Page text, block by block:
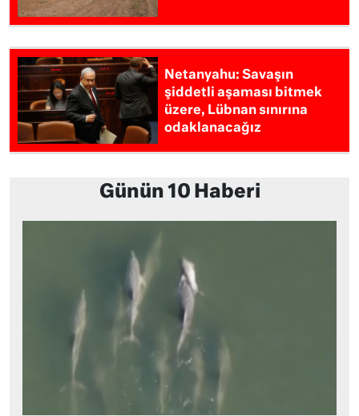
Netanyahu: Savaşın
şiddetli aşaması bitmek
üzere, Lübnan sınırına
odaklanacağız
Günün 10 Haberi